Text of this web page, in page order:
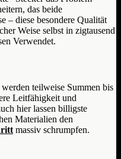
das beide
– diese besondere Qualität
Weise selbst in zigtausend
Verwendet.
teilweise Summen bis
Leitfähigkeit und
hier lassen billigste
Materialien den
massiv schrumpfen.